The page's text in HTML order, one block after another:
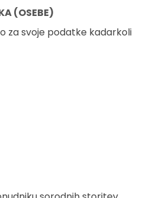
(OSEBE)
za svoje podatke kadarkoli